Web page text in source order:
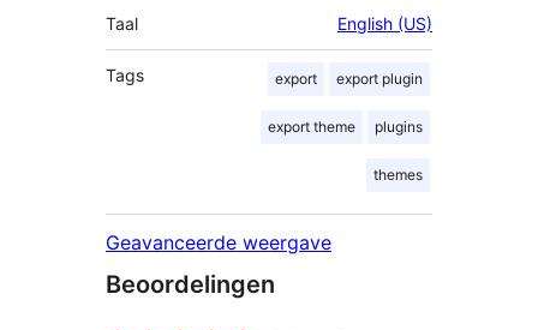
Taal English (US)
Tags export export plugin
export theme plugins
themes
Geavanceerde weergave
Beoordelingen